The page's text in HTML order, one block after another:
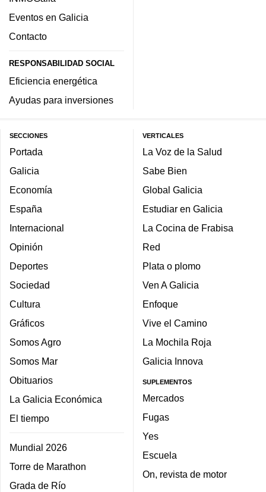
Eventos en Galicia
Contacto
RESPONSABILIDAD SOCIAL
Eficiencia energética
Ayudas para inversiones
SECCIONES
Portada
Galicia
Economía
España
Internacional
Opinión
Deportes
Sociedad
Cultura
Gráficos
Somos Agro
Somos Mar
Obituarios
La Galicia Económica
El tiempo
Mundial 2026
Torre de Marathon
Grada de Río
VERTICALES
La Voz de la Salud
Sabe Bien
Global Galicia
Estudiar en Galicia
La Cocina de Frabisa
Red
Plata o plomo
Ven A Galicia
Enfoque
Vive el Camino
La Mochila Roja
Galicia Innova
SUPLEMENTOS
Mercados
Fugas
Yes
Escuela
On, revista de motor